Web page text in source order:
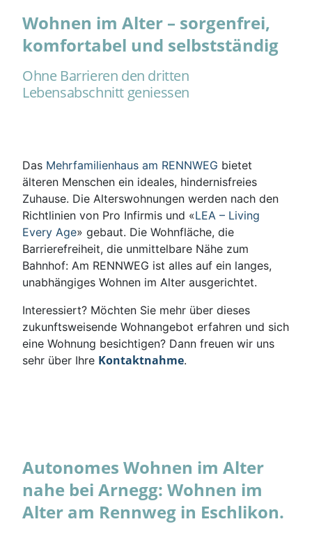
Wohnen im Alter – sorgenfrei,
komfortabel und selbstständig
Ohne Barrieren den dritten
Lebensabschnitt geniessen
Das Mehrfamilienhaus am RENNWEG bietet
älteren Menschen ein ideales, hindernisfreies
Zuhause. Die Alterswohnungen werden nach den
Richtlinien von Pro Infirmis und «LEA – Living
Every Age» gebaut. Die Wohnfläche, die
Barrierefreiheit, die unmittelbare Nähe zum
Bahnhof: Am RENNWEG ist alles auf ein langes,
unabhängiges Wohnen im Alter ausgerichtet.
Interessiert? Möchten Sie mehr über dieses
zukunftsweisende Wohnangebot erfahren und sich
eine Wohnung besichtigen? Dann freuen wir uns
sehr über Ihre Kontaktnahme.
Autonomes Wohnen im Alter
nahe bei Arnegg: Wohnen im
Alter am Rennweg in Eschlikon.